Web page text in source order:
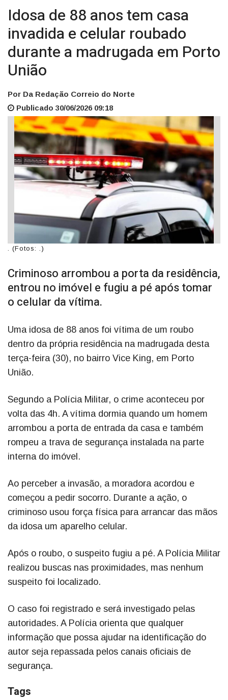
Idosa de 88 anos tem casa
invadida e celular roubado
durante a madrugada em Porto
União
Por Da Redação Correio do Norte
Publicado 30/06/2026 09:18
. (Fotos: .)
Criminoso arrombou a porta da residência,
entrou no imóvel e fugiu a pé após tomar
o celular da vítima.
Uma idosa de 88 anos foi vítima de um roubo
dentro da própria residência na madrugada desta
terça-feira (30), no bairro Vice King, em Porto
União.
Segundo a Polícia Militar, o crime aconteceu por
volta das 4h. A vítima dormia quando um homem
arrombou a porta de entrada da casa e também
rompeu a trava de segurança instalada na parte
interna do imóvel.
Ao perceber a invasão, a moradora acordou e
começou a pedir socorro. Durante a ação, o
criminoso usou força física para arrancar das mãos
da idosa um aparelho celular.
Após o roubo, o suspeito fugiu a pé. A Polícia Militar
realizou buscas nas proximidades, mas nenhum
suspeito foi localizado.
O caso foi registrado e será investigado pelas
autoridades. A Polícia orienta que qualquer
informação que possa ajudar na identificação do
autor seja repassada pelos canais oficiais de
segurança.
Tags